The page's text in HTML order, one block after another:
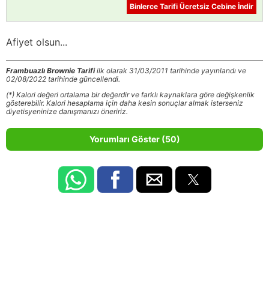
Binlerce Tarifi Ücretsiz Cebine İndir
Afiyet olsun...
Frambuazlı Brownie Tarifiilk olarak 31/03/2011 tarihinde yayınlandı ve
02/08/2022 tarihinde güncellendi.
(*) Kalori değeri ortalama bir değerdir ve farklı kaynaklara göre değişkenlik
gösterebilir. Kalori hesaplama için daha kesin sonuçlar almak isterseniz
diyetisyeninize danışmanızı öneririz.
Yorumları Göster (50)